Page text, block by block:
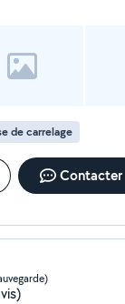
de carrelage
Contacter